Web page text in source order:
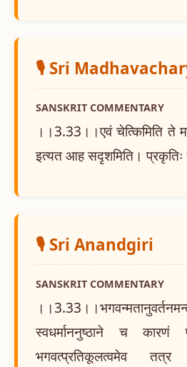
🎙️ Sri
SANSKRIT COMMENTARY
।।3.33।।एवं चेत्किमिति ते
इत्यत आह सदृशमिति। प्रकृतिः
🎙️ Sri Anandgiri
SANSKRIT COMMENTARY
स्वधर्माननुष्ठाने च कारणं
भगवत्प्रतिकूलत्वमेव तत्र